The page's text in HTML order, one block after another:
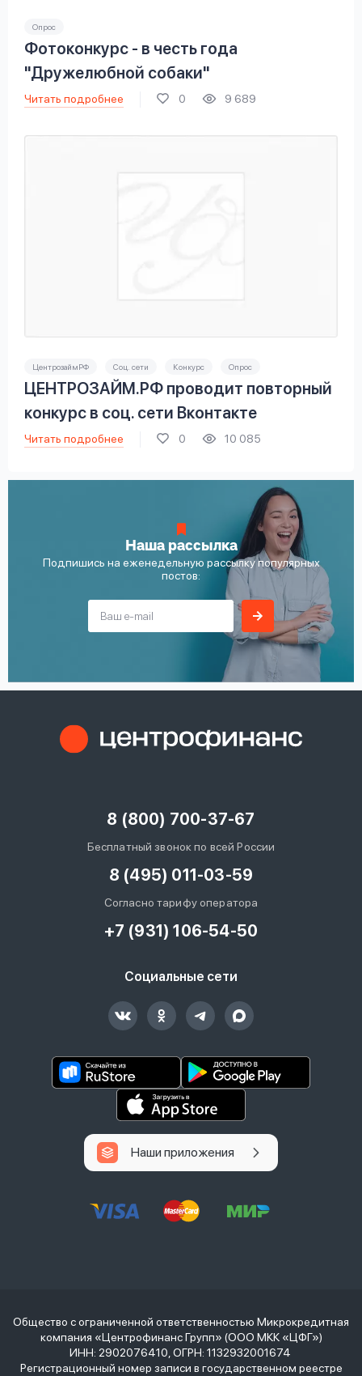
Опрос
Фотоконкурс - в честь года
"Дружелюбной собаки"
Читать подробнее 0 9 689
ЦентрозаймРФ Соц. сети Конкурс Опрос
ЦЕНТРОЗАЙМ.РФ проводит повторный
конкурс в соц. сети Вконтакте
Читать подробнее 0 10 085
Наша рассылка
Подпишись на еженедельную рассылку популярных
постов:
8 (800) 700-37-67
Бесплатный звонок по всей России
8 (495) 011-03-59
Согласно тарифу оператора
+7 (931) 106-54-50
Социальные сети
Наши приложения
Общество с ограниченной ответственностью Микрокредитная
компания «Центрофинанс Групп» (ООО МКК «ЦФГ»)
ИНН: 2902076410, ОГРН: 1132932001674
Регистрационный номер записи в государственном реестре